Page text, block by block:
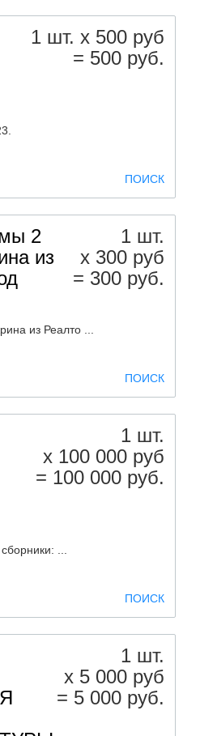
1 шт. х 500 руб
= 500 руб.
ПОИСК
2
из
1 шт.
х 300 руб
= 300 руб.
из Реалто ...
ПОИСК
1 шт.
х 100 000 руб
= 100 000 руб.
...
ПОИСК
1 шт.
х 5 000 руб
= 5 000 руб.